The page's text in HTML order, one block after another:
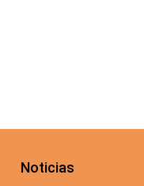
Noticias